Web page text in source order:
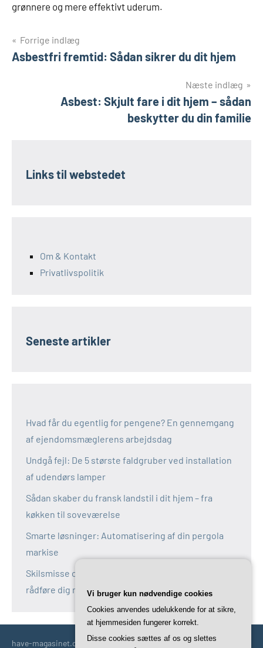
grønnere og mere effektivt uderum.
Indlægsnavigation
Forrige indlæg
Asbestfri fremtid: Sådan sikrer du dit hjem
Næste indlæg
Asbest: Skjult fare i dit hjem – sådan
beskytter du din familie
Links til webstedet
Om & Kontakt
Privatlivspolitik
Seneste artikler
Hvad får du egentlig for pengene? En gennemgang
af ejendomsmæglerens arbejdsdag
Undgå fejl: De 5 største faldgruber ved installation
af udendørs lamper
Sådan skaber du fransk landstil i dit hjem – fra
køkken til soveværelse
Smarte løsninger: Automatisering af din pergola
markise
Skilsmisse og fælles bolig: Derfor bør du altid
rådføre dig med en boligadvokat
have-magasinet.dk | Havetips | Tricks | Idéer | Trends og mere
Vi bruger kun nødvendige cookies
Cookies anvendes udelukkende for at sikre,
at hjemmesiden fungerer korrekt.
Disse cookies sættes af os og slettes